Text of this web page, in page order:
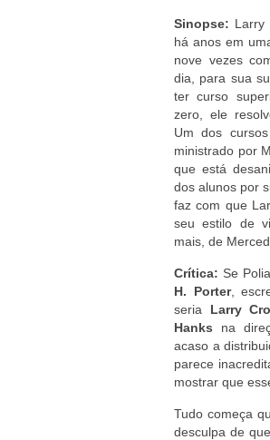
Fondue de
6 atitudes
Liderança
Sinopse: Larry
há anos em
nove vezes
dia, para sua
ter curso
zero, ele
Um dos
ministrado por
que está
dos alunos por
faz com que
seu estilo de
mais, de
Crítica: Se
H. Porter,
seria Larry
Hanks na
acaso a
parece
mostrar que
Tudo começa
desculpa de